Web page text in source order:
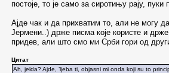
постоје, то је само за сиротињу рају,
Ајде чак и да прихватим то, али не могу
Јермени..) држе писма које користе и
придев, али што смо ми Срби гори од
Цитат
Ah, jelda? Ajde, ’ljeba ti, objasni mi onda koji su to